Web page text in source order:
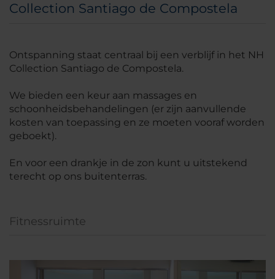
Collection Santiago de Compostela
Ontspanning staat centraal bij een verblijf in het NH
Collection Santiago de Compostela.
We bieden een keur aan massages en
schoonheidsbehandelingen (er zijn aanvullende
kosten van toepassing en ze moeten vooraf worden
geboekt).
En voor een drankje in de zon kunt u uitstekend
terecht op ons buitenterras.
Fitnessruimte